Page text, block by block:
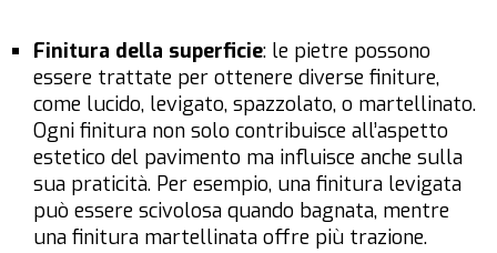
Finitura della superficie: le pietre possono
essere trattate per ottenere diverse finiture,
come lucido, levigato, spazzolato, o martellinato.
Ogni finitura non solo contribuisce all’aspetto
estetico del pavimento ma influisce anche sulla
sua praticità. Per esempio, una finitura levigata
può essere scivolosa quando bagnata, mentre
una finitura martellinata offre più trazione.